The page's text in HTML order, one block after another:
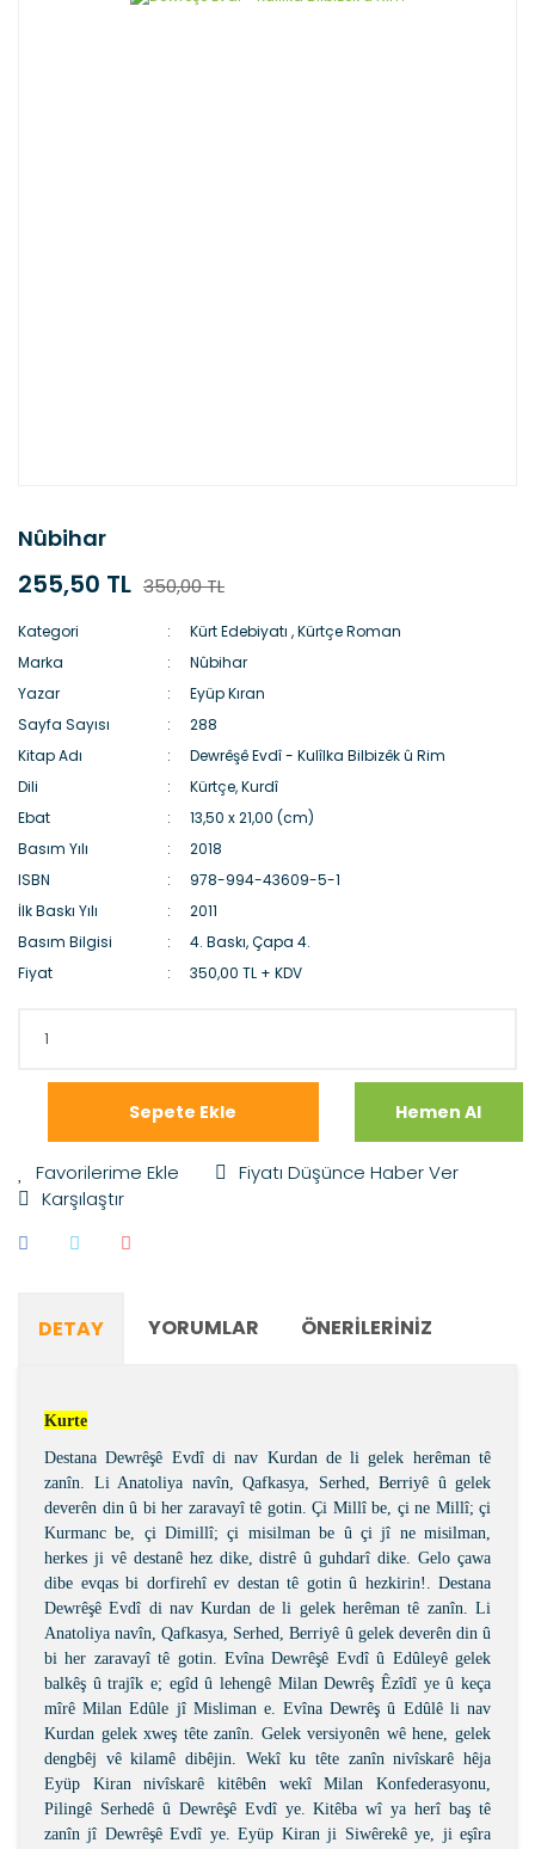
Nûbihar
255,50 TL 350,00 TL
Kategori Kürt Edebiyatı ,Kürtçe Roman
Marka
Nûbihar
Yazar
Eyüp Kıran
Sayfa Sayısı
288
Kitap Adı
Dewrêşê Evdî - Kulîlka Bilbizêk û Rim
Dili
Kürtçe, Kurdî
Ebat
13,50 x 21,00 (cm)
Basım Yılı
2018
ISBN
978-994-43609-5-1
İlk Baskı Yılı
2011
Basım Bilgisi
4. Baskı, Çapa 4.
Fiyat
350,00 TL + KDV
Sepete Ekle Hemen Al
Fiyatı Düşünce Haber Ver
Karşılaştır
DETAY YORUMLAR ÖNERILERINIZ
Kurte
Destana Dewrêşê Evdî di nav Kurdan de li gelek herêman tê
zanîn. Li Anatoliya navîn, Qafkasya, Serhed, Berriyê û gelek
deverên din û bi her zaravayî tê gotin. Çi Millî be, çi ne Millî; çi
Kurmanc be, çi Dimillî; çi misilman be û çi jî ne misilman,
herkes ji vê destanê hez dike, distrê û guhdarî dike. Gelo çawa
dibe evqas bi dorfirehî ev destan tê gotin û hezkirin!. Destana
Dewrêşê Evdî di nav Kurdan de li gelek herêman tê zanîn. Li
Anatoliya navîn, Qafkasya, Serhed, Berriyê û gelek deverên din û
bi her zaravayî tê gotin. Evîna Dewrêşê Evdî û Edûleyê gelek
balkêş û trajîk e; egîd û lehengê Milan Dewrêş Êzîdî ye û keça
mîrê Milan Edûle jî Misliman e. Evîna Dewrêş û Edûlê li nav
Kurdan gelek xweş tête zanîn. Gelek versiyonên wê hene, gelek
dengbêj vê kilamê dibêjin. Wekî ku tête zanîn nivîskarê hêja
Eyüp Kiran nivîskarê kitêbên wekî Milan Konfederasyonu,
Pilingê Serhedê û Dewrêşê Evdî ye. Kitêba wî ya herî baş tê
zanîn jî Dewrêşê Evdî ye. Eyüp Kiran ji Siwêrekê ye, ji eşîra